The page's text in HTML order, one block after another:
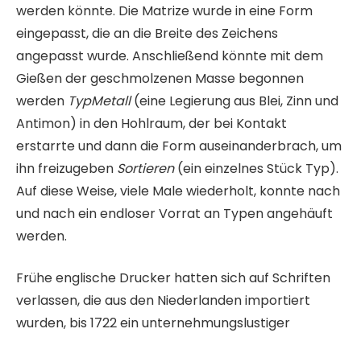
werden könnte. Die Matrize wurde in eine Form
eingepasst, die an die Breite des Zeichens
angepasst wurde. Anschließend könnte mit dem
Gießen der geschmolzenen Masse begonnen
werden TypMetall(eine Legierung aus Blei, Zinn und
Antimon) in den Hohlraum, der bei Kontakt
erstarrte und dann die Form auseinanderbrach, um
ihn freizugeben Sortieren(ein einzelnes Stück Typ).
Auf diese Weise, viele Male wiederholt, konnte nach
und nach ein endloser Vorrat an Typen angehäuft
werden.
Frühe englische Drucker hatten sich auf Schriften
verlassen, die aus den Niederlanden importiert
wurden, bis 1722 ein unternehmungslustiger